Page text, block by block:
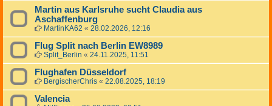
Martin aus Karlsruhe sucht Claudia aus
Aschaffenburg
MartinKA62 « 28.02.2026, 12:16
Flug Split nach Berlin EW8989
Split_Berlin « 24.11.2025, 11:51
Flughafen Düsseldorf
BergischerChris « 22.08.2025, 18:19
Valencia